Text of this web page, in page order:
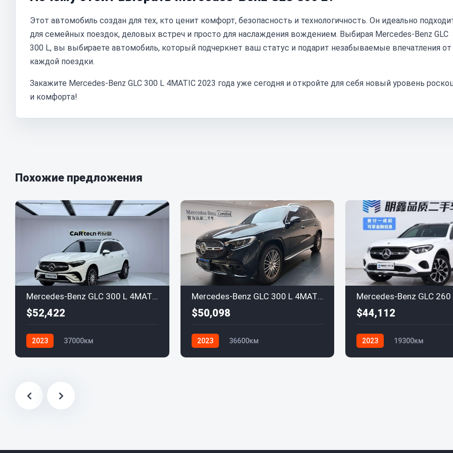
Этот автомобиль создан для тех, кто ценит комфорт, безопасность и технологичность. Он идеально
для семейных поездок, деловых встреч и просто для наслаждения вождением. Выбирая Mercedes-Benz GLC
300 L, вы выбираете автомобиль, который подчеркнет ваш статус и подарит незабываемые впечатления от
каждой поездки.
Закажите Mercedes-Benz GLC 300 L 4MATIC 2023 года уже сегодня и откройте для себя новый уровень
и комфорта!
Похожие предложения
Mercedes-Benz GLC 300 L 4MATIC 7-seater Luxury
$52,422
2023
37000км
Mercedes-Benz GLC 300 L 4MATIC AMG Line 2023
$50,098
2023
36600км
$44,112
2023
19300км